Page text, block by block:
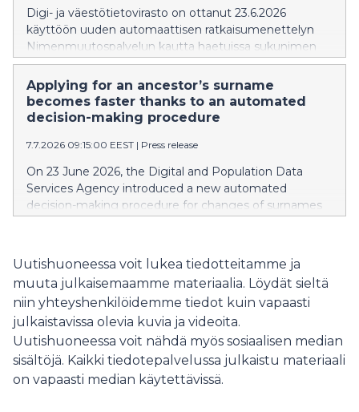
Digi- ja väestötietovirasto on ottanut 23.6.2026
käyttöön uuden automaattisen ratkaisumenettelyn
Nimenmuutospalvelun kautta haetuissa sukunimen
muutoksissa, joissa täysi-ikäinen henkilö hakee uudeksi
sukunimeksi sellaista sukunimeä, joka on ollut hänen
vanhemmallaan, isoäidillään tai isoisällään, ja tiedot
näkyvät väestötietojärjestelmässä.
Applying for an ancestor’s surname
becomes faster thanks to an automated
decision-making procedure
7.7.2026 09:15:00 EEST | Press release
On 23 June 2026, the Digital and Population Data
Services Agency introduced a new automated
decision-making procedure for changes of surnames
for a new surname that has been used by their parent,
grandmother or grandfather, and their information is
included in the Population Information System.
Uutishuoneessa voit lukea tiedotteitamme ja
muuta julkaisemaamme materiaalia. Löydät sieltä
niin yhteyshenkilöidemme tiedot kuin vapaasti
julkaistavissa olevia kuvia ja videoita.
Uutishuoneessa voit nähdä myös sosiaalisen median
sisältöjä. Kaikki tiedotepalvelussa julkaistu materiaali
on vapaasti median käytettävissä.